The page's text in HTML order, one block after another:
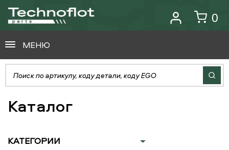
0
МЕНЮ
Каталог
КАТЕГОРИИ